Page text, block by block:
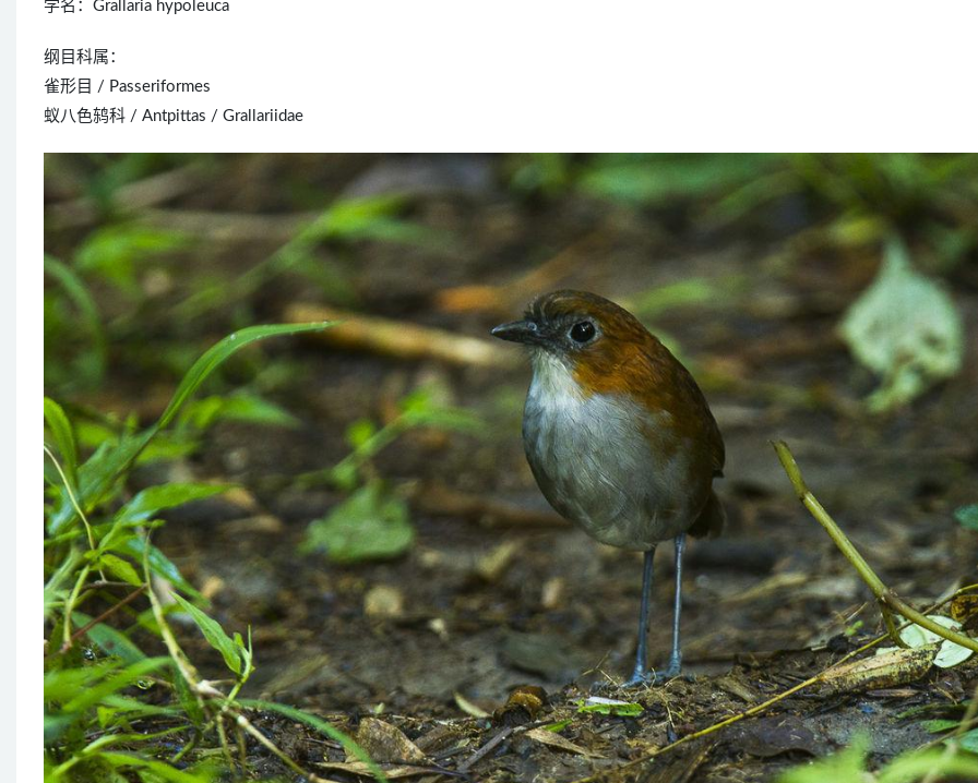
学名：Grallaria hypoleuca
纲目科属：
雀形目 / Passeriformes
蚁八色鸫科 / Antpittas / Grallariidae